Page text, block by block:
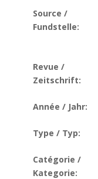
Source /
Fundstelle:
Revue /
Zeitschrift:
Année / Jahr:
Type / Typ:
Catégorie /
Kategorie: